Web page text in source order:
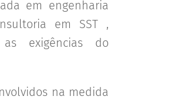
em engenharia
em SST ,
exigências do
na medida